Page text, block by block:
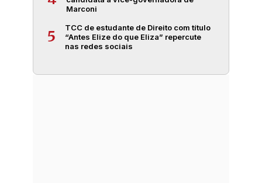
Marconi
5
TCC de estudante de Direito com título
“Antes Elize do que Eliza” repercute
nas redes sociais